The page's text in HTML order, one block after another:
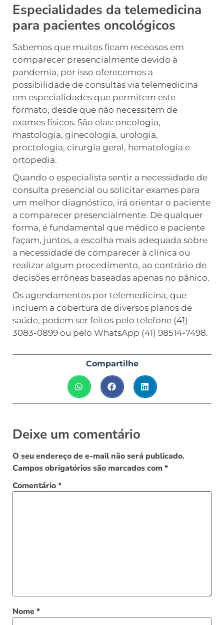
Especialidades da telemedicina
para pacientes oncológicos
Sabemos que muitos ficam receosos em
comparecer presencialmente devido à
pandemia, por isso oferecemos a
possibilidade de consultas via telemedicina
em especialidades que permitem este
formato, desde que não necessitem de
exames físicos. São elas: oncologia,
mastologia, ginecologia, urologia,
proctologia, cirurgia geral, hematologia e
ortopedia.
Quando o especialista sentir a necessidade de
consulta presencial ou solicitar exames para
um melhor diagnóstico, irá orientar o paciente
a comparecer presencialmente. De qualquer
forma, é fundamental que médico e paciente
façam, juntos, a escolha mais adequada sobre
a necessidade de comparecer à clínica ou
realizar algum procedimento, ao contrário de
decisões errôneas baseadas apenas no pânico.
Os agendamentos por telemedicina, que
incluem a cobertura de diversos planos de
saúde, podem ser feitos pelo telefone (41)
3083-0899 ou pelo WhatsApp (41) 98514-7498.
Compartilhe
Deixe um comentário
O seu endereço de e-mail não será publicado.
Campos obrigatórios são marcados com*
Comentário*
Nome*